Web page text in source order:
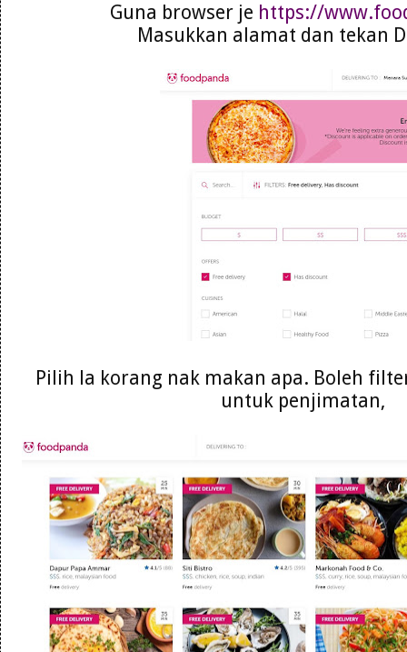
Guna browser je https://
Masukkan alamat dan tekan
Pilih la korang nak makan apa. Boleh
untuk penjimatan,